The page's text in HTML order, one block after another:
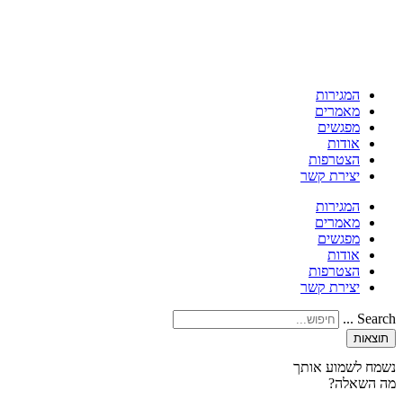
המגירות
מאמרים
מפגשים
אודות
הצטרפות
יצירת קשר
המגירות
מאמרים
מפגשים
אודות
הצטרפות
יצירת קשר
Search ...
תוצאות
נשמח לשמוע אותך
מה השאלה?